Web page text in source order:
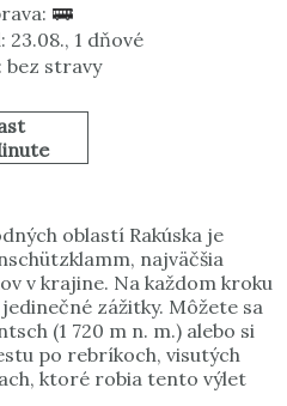
1 dňové
bez stravy
oblastí Rakúska je
najväčšia
v krajine. Na každom kroku
zážitky. Môžete sa
(1 720 m n. m.) alebo si
po rebríkoch, visutých
ktoré robia tento výlet